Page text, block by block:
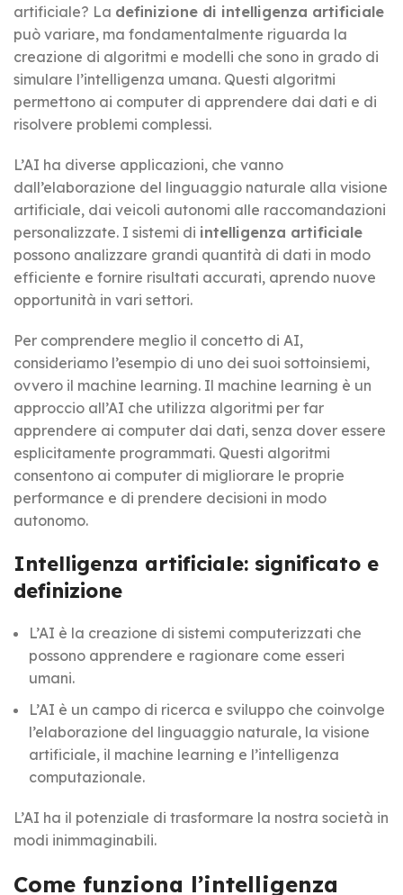
artificiale? La definizione di intelligenza artificiale
può variare, ma fondamentalmente riguarda la
creazione di algoritmi e modelli che sono in grado di
simulare l’intelligenza umana. Questi algoritmi
permettono ai computer di apprendere dai dati e di
risolvere problemi complessi.
L’AI ha diverse applicazioni, che vanno
dall’elaborazione del linguaggio naturale alla visione
artificiale, dai veicoli autonomi alle raccomandazioni
personalizzate. I sistemi di intelligenza artificiale
possono analizzare grandi quantità di dati in modo
efficiente e fornire risultati accurati, aprendo nuove
opportunità in vari settori.
Per comprendere meglio il concetto di AI,
consideriamo l’esempio di uno dei suoi sottoinsiemi,
ovvero il machine learning. Il machine learning è un
approccio all’AI che utilizza algoritmi per far
apprendere ai computer dai dati, senza dover essere
esplicitamente programmati. Questi algoritmi
consentono ai computer di migliorare le proprie
performance e di prendere decisioni in modo
autonomo.
Intelligenza artificiale: significato e
definizione
L’AI è la creazione di sistemi computerizzati che
possono apprendere e ragionare come esseri
umani.
L’AI è un campo di ricerca e sviluppo che coinvolge
l’elaborazione del linguaggio naturale, la visione
artificiale, il machine learning e l’intelligenza
computazionale.
L’AI ha il potenziale di trasformare la nostra società in
modi inimmaginabili.
Come funziona l’intelligenza